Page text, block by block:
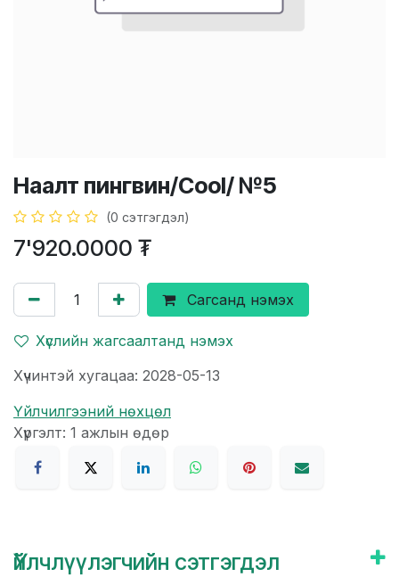
Наалт пингвин/Cool/ №5
(0 сэтгэгдэл)
7'920.0000 ₮
Сагсанд нэмэх
Хүслийн жагсаалтанд нэмэх
Хүчинтэй хугацаа: 2028-05-13
Үйлчилгээний нөхцөл
Хүргэлт: 1 ажлын өдөр
Үйлчлүүлэгчийн сэтгэгдэл